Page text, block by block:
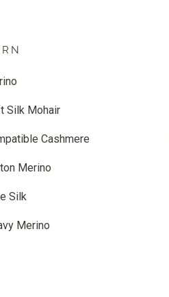
Silk Mohair
Cashmere
Merino
Silk
Merino